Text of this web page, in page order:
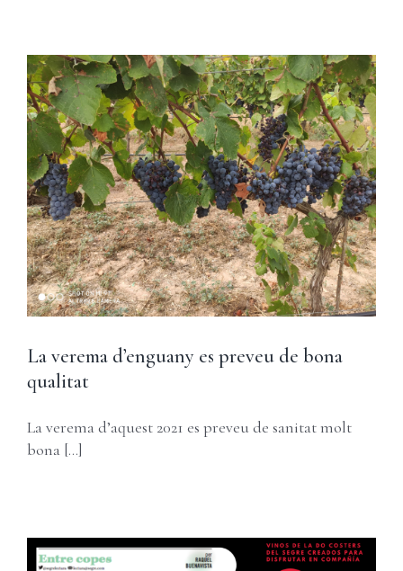
La verema d’enguany es preveu de bona
qualitat
La verema d’aquest 2021 es preveu de sanitat molt
bona [...]